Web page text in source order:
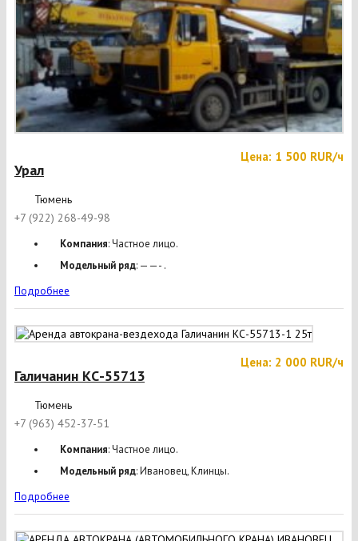
Урал
Цена: 1 500 RUR/ч
Тюмень
+7 (922) 268-49-98
Компания: Частное лицо.
Модельный ряд: ——- .
Подробнее
Галичанин КС-55713
Цена: 2 000 RUR/ч
Тюмень
+7 (963) 452-37-51
Компания: Частное лицо.
Модельный ряд: Ивановец, Клинцы.
Подробнее